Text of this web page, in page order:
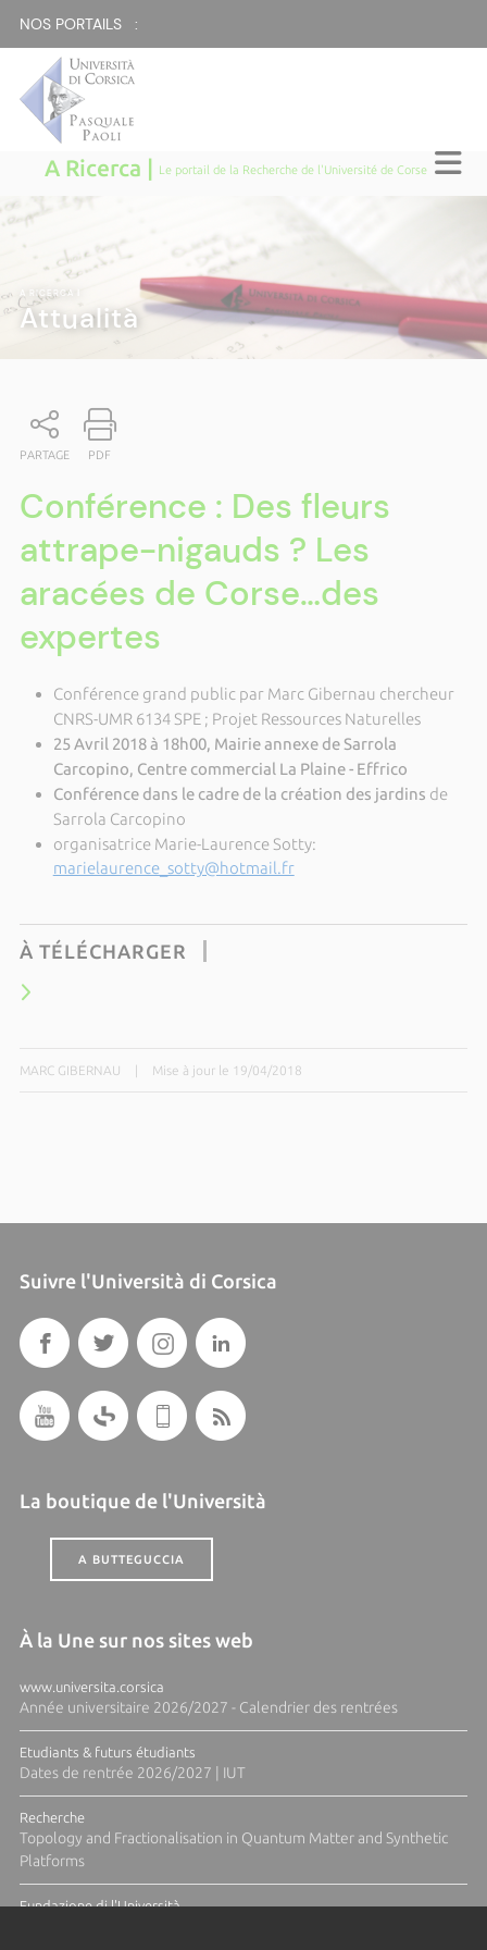
NOS PORTAILS :
A Ricerca | Le portail de la Recherche de l'Université de Corse
A RICERCA
Attualità
PARTAGE PDF
Conférence : Des fleurs
attrape-nigauds ? Les
aracées de Corse…des
expertes
Conférence grand public par Marc Gibernau chercheur
CNRS-UMR 6134 SPE ; Projet Ressources Naturelles
25 Avril 2018 à 18h00, Mairie annexe de Sarrola
Carcopino, Centre commercial La Plaine - Effrico
Conférence dans le cadre de la création des jardins de
Sarrola Carcopino
organisatrice Marie-Laurence Sotty:
marielaurence_sotty@hotmail.fr
À TÉLÉCHARGER
MARC GIBERNAU Mise à jour le 19/04/2018
Suivre l'Università di Corsica
La boutique de l'Università
A BUTTEGUCCIA
À la Une sur nos sites web
www.universita.corsica
Année universitaire 2026/2027 - Calendrier des rentrées
Etudiants & futurs étudiants
Dates de rentrée 2026/2027 | IUT
Recherche
Topology and Fractionalisation in Quantum Matter and Synthetic
Platforms
Fundazione di l'Università